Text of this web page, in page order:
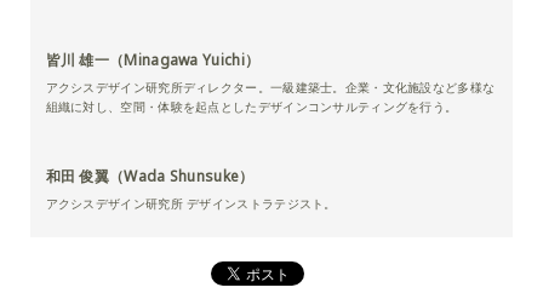
皆川 雄一（Minagawa Yuichi）
アクシスデザイン研究所ディレクター。一級建築士。企業・文化施設など多様な
組織に対し、空間・体験を起点としたデザインコンサルティングを行う。
和田 俊翼（Wada Shunsuke）
アクシスデザイン研究所 デザインストラテジスト。